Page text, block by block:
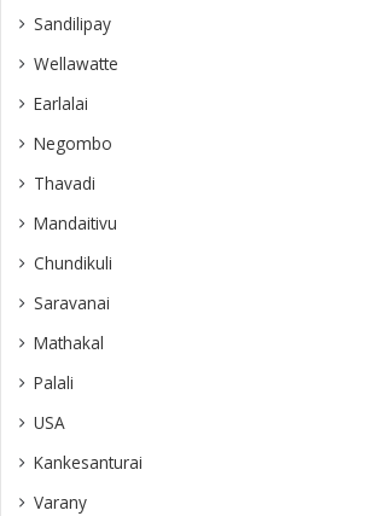
Sandilipay
Wellawatte
Earlalai
Negombo
Thavadi
Mandaitivu
Chundikuli
Saravanai
Mathakal
Palali
USA
Kankesanturai
Varany